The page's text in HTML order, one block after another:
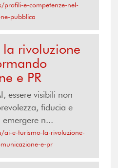
e-competenze-nel-
pubblica
rivoluzione
e PR
essere visibili non
fiducia e
n...
ai-e-turismo-la-rivoluzione-
e-pr